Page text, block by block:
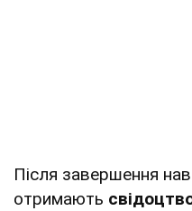
Після завершення
отримають